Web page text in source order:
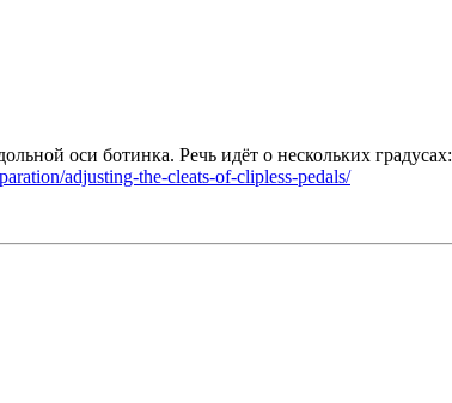
оси ботинка. Речь идёт о нескольких градусах:
adjusting-the-cleats-of-clipless-pedals/